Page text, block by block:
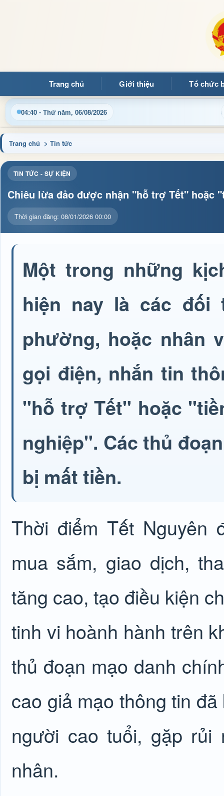
Trang chủ Giới thiệu Tổ chức
04:40 - Thứ năm, 06/08/2026Chào mừng quý bạn đọc đến với
Trang chủ > Tin tức
TIN TỨC - SỰ KIỆN
Chiêu lừa đảo được nhận "hỗ trợ Tết" hoặc
Thời gian đăng: 08/01/2026 00:00
Một trong những
hiện nay là các đối
phường, hoặc nhân
gọi điện, nhắn tin
"hỗ trợ Tết" hoặc
nghiệp". Các thủ
bị mất tiền.
Thời điểmTết Nguyên
mua sắm, giao dịch,
tăng cao, tạo điều kiện
tinh vi hoành hành trên
thủ đoạn mạo danh
cao giả mạo thông tin
người cao tuổi, gặp
nhân.